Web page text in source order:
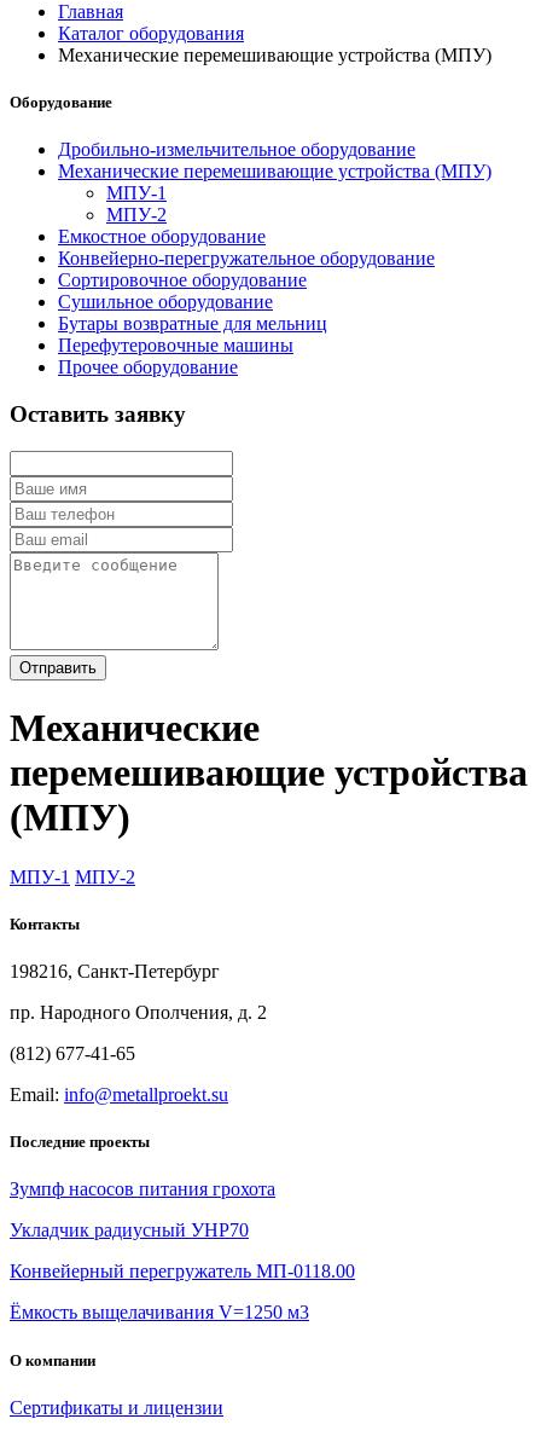
Главная
Каталог оборудования
Механические перемешивающие устройства (МПУ)
Оборудование
Дробильно-измельчительное оборудование
Механические перемешивающие устройства (МПУ)
МПУ-1
МПУ-2
Емкостное оборудование
Конвейерно-перегружательное оборудование
Сортировочное оборудование
Сушильное оборудование
Бутары возвратные для мельниц
Перефутеровочные машины
Прочее оборудование
Оставить заявку
Отправить
Механические
перемешивающие устройства
(МПУ)
МПУ-1 МПУ-2
Контакты
198216, Санкт-Петербург
пр. Народного Ополчения, д. 2
(812) 677-41-65
Email: info@metallproekt.su
Последние проекты
Зумпф насосов питания грохота
Укладчик радиусный УНР70
Конвейерный перегружатель МП-0118.00
Ёмкость выщелачивания V=1250 м3
О компании
Сертификаты и лицензии